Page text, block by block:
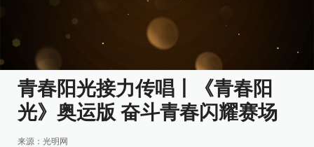
青春阳光接力传唱丨《青春阳
光》奥运版 奋斗青春闪耀赛场
来源： 光明网